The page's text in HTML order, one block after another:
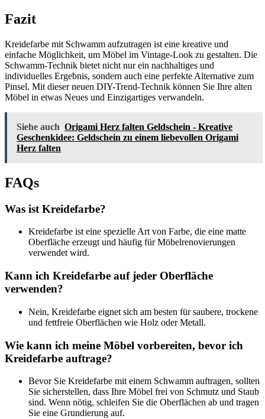
Fazit
Kreidefarbe mit Schwamm aufzutragen ist eine kreative und
einfache Möglichkeit, um Möbel im Vintage-Look zu gestalten. Die
Schwamm-Technik bietet nicht nur ein nachhaltiges und
individuelles Ergebnis, sondern auch eine perfekte Alternative zum
Pinsel. Mit dieser neuen DIY-Trend-Technik können Sie Ihre alten
Möbel in etwas Neues und Einzigartiges verwandeln.
Siehe auch Origami Herz falten Geldschein - Kreative
Geschenkidee: Geldschein zu einem liebevollen Origami
Herz falten
FAQs
Was ist Kreidefarbe?
Kreidefarbe ist eine spezielle Art von Farbe, die eine matte
Oberfläche erzeugt und häufig für Möbelrenovierungen
verwendet wird.
Kann ich Kreidefarbe auf jeder Oberfläche
verwenden?
Nein, Kreidefarbe eignet sich am besten für saubere, trockene
und fettfreie Oberflächen wie Holz oder Metall.
Wie kann ich meine Möbel vorbereiten, bevor ich
Kreidefarbe auftrage?
Bevor Sie Kreidefarbe mit einem Schwamm auftragen, sollten
Sie sicherstellen, dass Ihre Möbel frei von Schmutz und Staub
sind. Wenn nötig, schleifen Sie die Oberflächen ab und tragen
Sie eine Grundierung auf.